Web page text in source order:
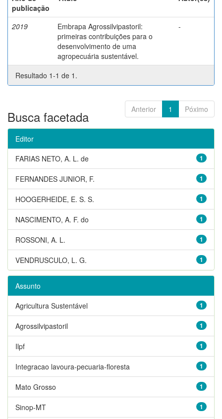
publicação
2019
Embrapa Agrossilvipastoril:
primeiras contribuições para o
desenvolvimento de uma
agropecuária sustentável.
-
Resultado 1-1 de 1.
Anterior 1 Póximo
Busca facetada
Editor
1
FARIAS NETO, A. L. de
1
FERNANDES JUNIOR, F.
1
HOOGERHEIDE, E. S. S.
1
NASCIMENTO, A. F. do
1
ROSSONI, A. L.
1
VENDRUSCULO, L. G.
Assunto
1
Agricultura Sustentável
1
Agrossilvipastoril
1
Ilpf
1
Integracao lavoura-pecuaria-floresta
1
Mato Grosso
1
Sinop-MT